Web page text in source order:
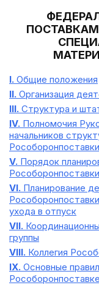
I. Общие положения
II. Организация
III. Структура и
IV. Полномочия
начальников
Рособоронпоставки
V. Порядок
Рособоронпоставки
VI. Планирование
ухода в отпуск
VII.
группы
VIII. Коллегия
IX. Основные
Рособоронпоставке